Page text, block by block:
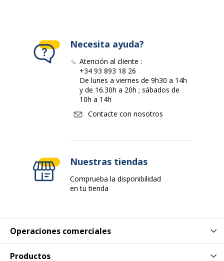
Operaciones comerciales
Productos
Necesita ayuda?
Atención al cliente :
+34 93 893 18 26
De lunes a viernes de 9h30 a 14h
y de 16.30h a 20h ; sábados de
10h a 14h
Contacte con nosotros
Nuestras tiendas
Comprueba la disponibilidad
en tu tienda